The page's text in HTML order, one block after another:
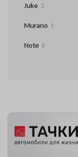
Juke 3
Murano 1
Note 6